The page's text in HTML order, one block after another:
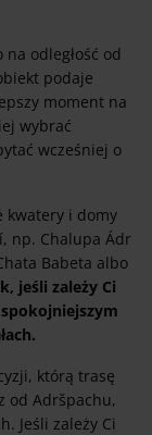
odległość od
podaje
moment na
wybrać
wcześniej o
kwatery i domy
np. Chalupa Ádr
Babeta albo
jeśli zależy Ci
którą trasę
od Adršpachu,
Jeśli zależy Ci